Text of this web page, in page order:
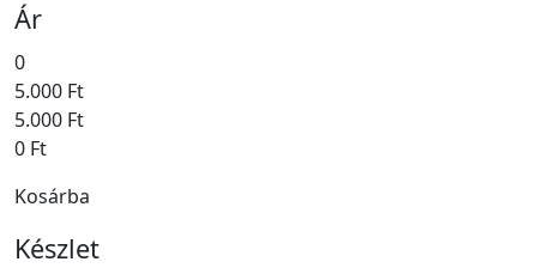
Ár
0
5.000 Ft
5.000 Ft
0 Ft
Kosárba
Készlet